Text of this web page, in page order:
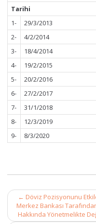
Tarihi
1-
29/3/2013
2-
4/2/2014
3-
18/4/2014
4-
19/2/2015
5-
20/2/2016
6-
27/2/2017
7-
31/1/2018
8-
12/3/2019
9-
8/3/2020
Post
navigation
← Döviz Pozisyonunu
Merkez Bankası
Hakkında Yönetmelikte